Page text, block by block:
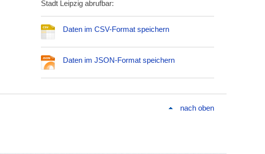
Stadt Leipzig abrufbar:
Daten im CSV-Format speichern
Daten im JSON-Format speichern
nach oben